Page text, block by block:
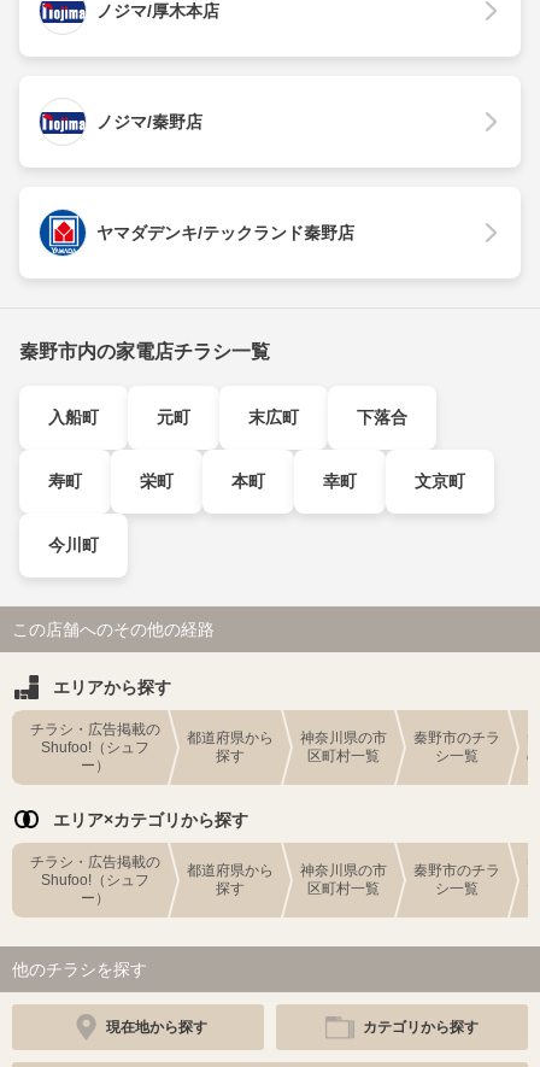
ノジマ/厚木本店
ノジマ/秦野店
ヤマダデンキ/テックランド秦野店
秦野市内の家電店チラシ一覧
入船町 元町 末広町 下落合
寿町 栄町 本町 幸町 文京町
今川町
この店舗へのその他の経路
エリアから探す
チラシ・広告掲載の
Shufoo!（シュフ
ー）
都道府県から
探す
神奈川県の市
区町村一覧
秦野市のチラ
シ一覧
エリア×カテゴリから探す
チラシ・広告掲載の
Shufoo!（シュフ
ー）
都道府県から
探す
神奈川県の市
区町村一覧
秦野市のチラ
シ一覧
他のチラシを探す
現在地から探す カテゴリから探す